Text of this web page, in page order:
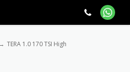
TERA 1.0 170 TSI High